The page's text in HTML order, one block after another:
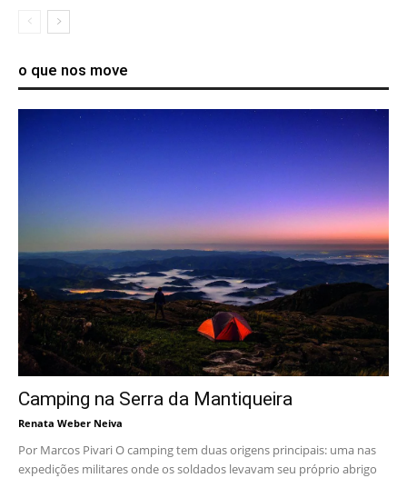
o que nos move
Camping na Serra da Mantiqueira
Renata Weber Neiva
Por Marcos Pivari O camping tem duas origens principais: uma nas
expedições militares onde os soldados levavam seu próprio abrigo